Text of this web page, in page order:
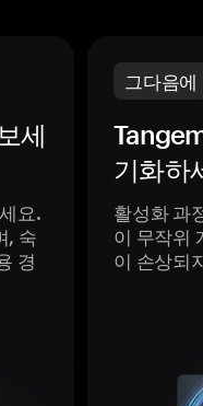
세
요.
, 숙
경
그다음에
기화하
활성화 과
이 무작위
이 손상되